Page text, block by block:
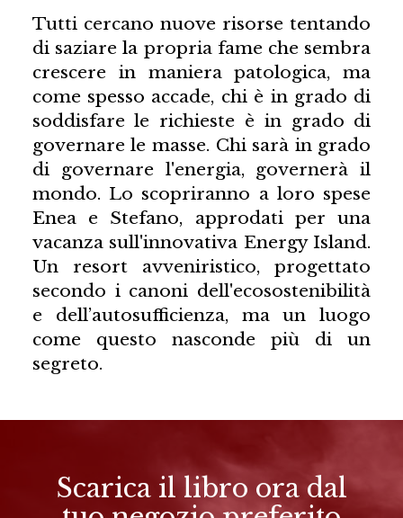
Tutti cercano nuove risorse tentando
di saziare la propria fame che sembra
crescere in maniera patologica, ma
come spesso accade, chi è in grado di
soddisfare le richieste è in grado di
governare le masse. Chi sarà in grado
di governare l'energia, governerà il
mondo. Lo scopriranno a loro spese
Enea e Stefano, approdati per una
vacanza sull'innovativa Energy Island.
Un resort avveniristico, progettato
secondo i canoni dell'ecosostenibilità
e dell’autosufficienza, ma un luogo
come questo nasconde più di un
segreto.
Scarica il libro ora dal